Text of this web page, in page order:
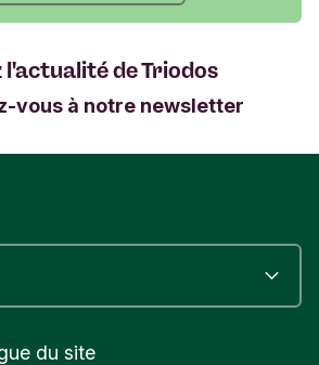
l'actualité de Triodos
vous à notre newsletter
du site